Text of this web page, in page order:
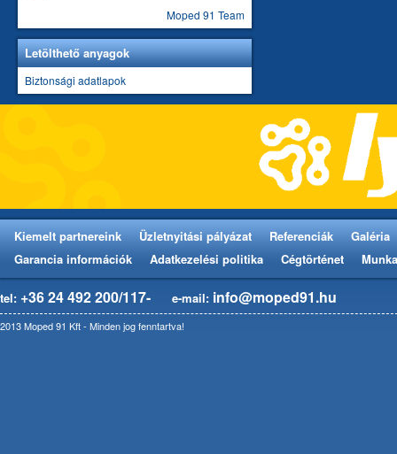
Moped 91 Team
Letölthető anyagok
Biztonsági adatlapok
Kiemelt partnereink Üzletnyitási pályázat Referenciák
Galéria
Garancia információk
Adatkezelési politika Cégtörténet
tel: +36 24 492 200/117- e-mail: info@moped91.hu
2013 Moped 91 Kft - Minden jog fenntartva!